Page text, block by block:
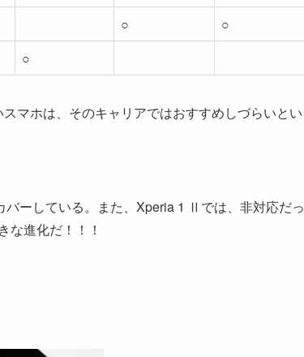
○
○
○
マホは、そのキャリアではおすすめしづらいとい
ーしている。また、Xperia 1 Ⅱでは、非対応だっ
進化だ！！！